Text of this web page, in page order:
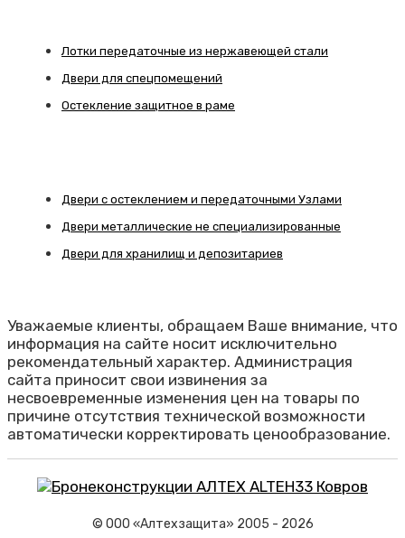
Лотки передаточные из нержавеющей стали
Двери для спецпомещений
Остекление защитное в раме
Двери с остеклением и передаточными Узлами
Двери металлические не специализированные
Двери для хранилищ и депозитариев
Уважаемые клиенты, обращаем Ваше внимание, что
информация на сайте носит исключительно
рекомендательный характер. Администрация
сайта приносит свои извинения за
несвоевременные изменения цен на товары по
причине отсутствия технической возможности
автоматически корректировать ценообразование.
© ООО «Алтехзащита» 2005 - 2026